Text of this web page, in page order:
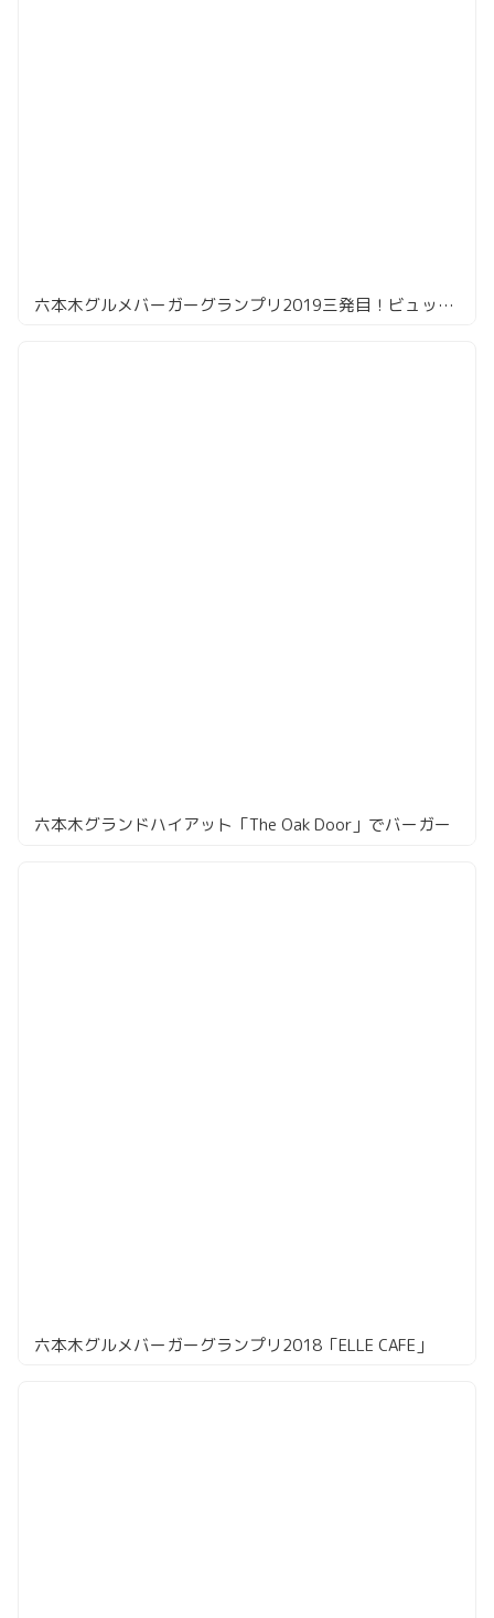
六本木グルメバーガーグランプリ2019三発目！ビュッフェ付きバーガー「BARBACOA」
六本木グランドハイアット「The Oak Door」でバーガー
六本木グルメバーガーグランプリ2018「ELLE CAFE」